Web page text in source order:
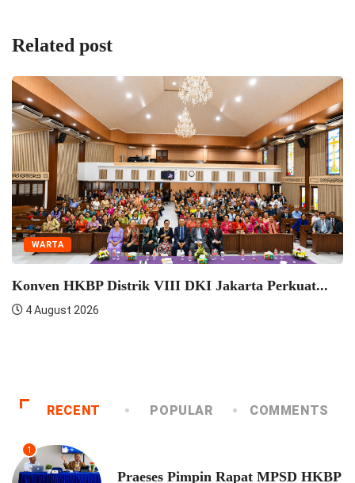
Related post
WARTA
Konven HKBP Distrik VIII DKI Jakarta Perkuat...
4 August 2026
RECENT POPULAR COMMENTS
1
Praeses Pimpin Rapat MPSD HKBP